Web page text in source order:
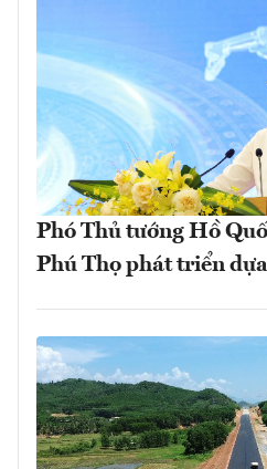
Phó Thủ tướng Hồ
Phú Thọ phát triển